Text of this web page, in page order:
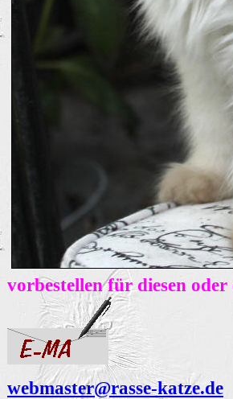
vorbestellen für diesen
webmaster@rasse-katze.de